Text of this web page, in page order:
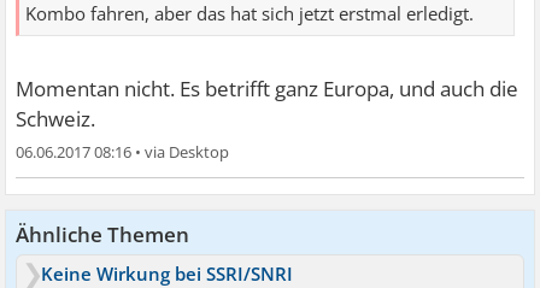
Kombo fahren, aber das hat sich jetzt erstmal erledigt.
Momentan nicht. Es betrifft ganz Europa, und auch die
Schweiz.
06.06.2017 08:16 •
Ähnliche Themen
Keine Wirkung bei SSRI/SNRI